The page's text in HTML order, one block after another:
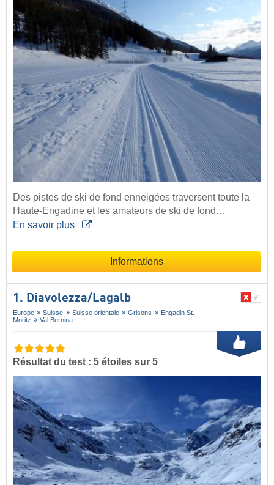
Des pistes de ski de fond enneigées traversent toute la
Haute-Engadine et les amateurs de ski de fond…
En savoir plus
Informations
1. Diavolezza/​Lagalb
Europe Suisse Suisse orientale Grisons
Engadin St.
Moritz
Val Bernina
Résultat du test : 5 étoiles sur 5